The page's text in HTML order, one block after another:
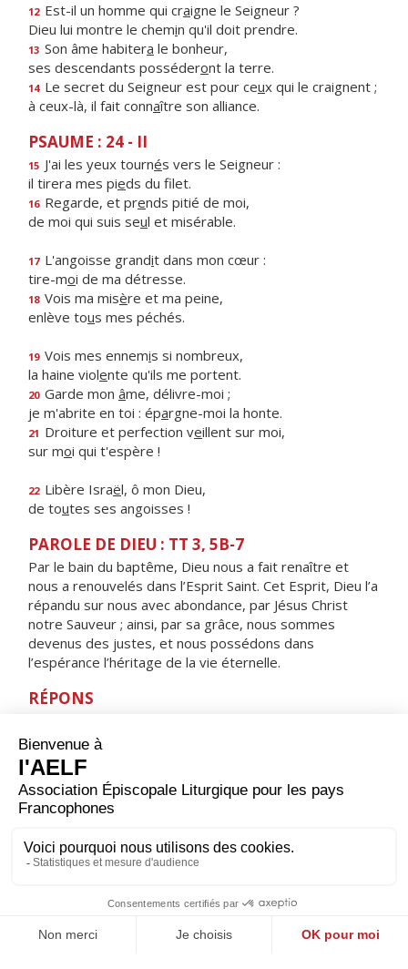
12 Est-il un homme qui craigne le Seigneur ?
Dieu lui montre le chemin qu'il doit prendre.
13 Son âme habitera le bonheur,
ses descendants posséderont la terre.
14 Le secret du Seigneur est pour ceux qui le craignent ;
à ceux-là, il fait connaître son alliance.
PSAUME : 24 - II
15 J'ai les yeux tournés vers le Seigneur :
il tirera mes pieds du filet.
16 Regarde, et prends pitié de moi,
de moi qui suis seul et misérable.
17 L'angoisse grandit dans mon cœur :
tire-moi de ma détresse.
18 Vois ma misère et ma peine,
enlève tous mes péchés.
19 Vois mes ennemis si nombreux,
la haine violente qu'ils me portent.
20 Garde mon âme, délivre-moi ;
je m'abrite en toi : épargne-moi la honte.
21 Droiture et perfection veillent sur moi,
sur moi qui t'espère !
22 Libère Israël, ô mon Dieu,
de toutes ses angoisses !
PAROLE DE DIEU : TT 3, 5B-7
Par le bain du baptême, Dieu nous a fait renaître et
nous a renouvelés dans l’Esprit Saint. Cet Esprit, Dieu l’a
répandu sur nous avec abondance, par Jésus Christ
notre Sauveur ; ainsi, par sa grâce, nous sommes
devenus des justes, et nous possédons dans
l’espérance l’héritage de la vie éternelle.
RÉPONS
à la vue du Seigneur, alléluia.
ORAISON
Dieu qui nous as sanctifiés et qui nous as donné le
bonheur quand nous étions pécheurs et malheureux,
ceux que tu as justifiés par la foi, accorde la force de